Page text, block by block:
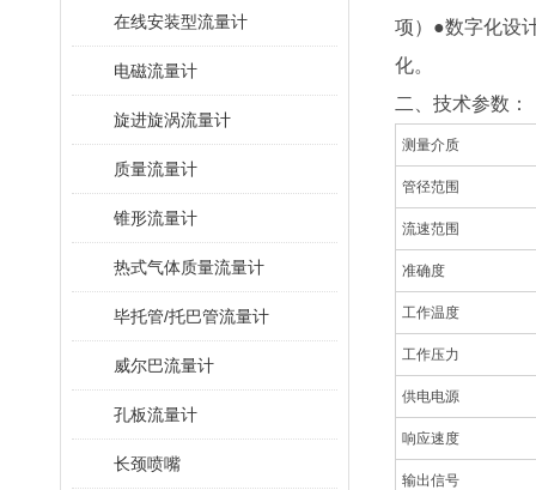
在线安装型流量计
电磁流量计
旋进旋涡流量计
质量流量计
锥形流量计
热式气体质量流量计
毕托管/托巴管流量计
威尔巴流量计
孔板流量计
长颈喷嘴
项）●数字化设
化。
二、技术参数：
测量介质
管径范围
流速范围
准确度
工作温度
工作压力
供电电源
响应速度
输出信号